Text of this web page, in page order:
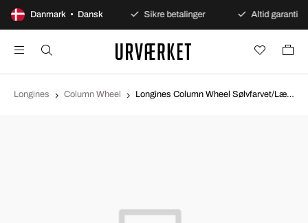
Danmark • Dansk
100 dages åbent køb Sikre betalinger Altid garanti
Longines Column Wheel Longines Column Wheel Sølvfarvet/Læder Ø39 mm L2.733.8.72.4